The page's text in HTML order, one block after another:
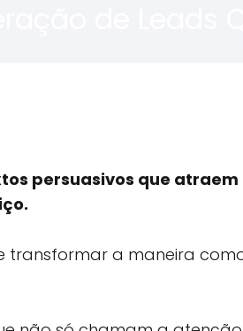
persuasivos que atraem
transformar a maneira